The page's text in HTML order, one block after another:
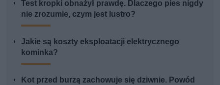
Test kropki obnażył prawdę. Dlaczego pies nigdy
nie zrozumie, czym jest lustro?
Jakie są koszty eksploatacji elektrycznego
kominka?
Kot przed burzą zachowuje się dziwnie. Powód